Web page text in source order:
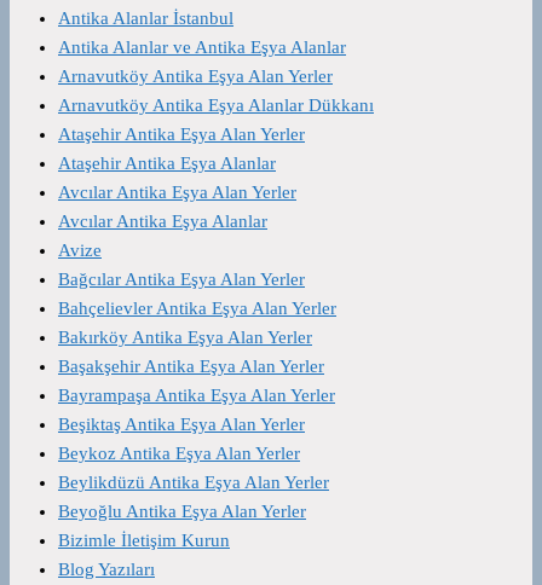
Antika Alanlar İstanbul
Antika Alanlar ve Antika Eşya Alanlar
Arnavutköy Antika Eşya Alan Yerler
Arnavutköy Antika Eşya Alanlar Dükkanı
Ataşehir Antika Eşya Alan Yerler
Ataşehir Antika Eşya Alanlar
Avcılar Antika Eşya Alan Yerler
Avcılar Antika Eşya Alanlar
Avize
Bağcılar Antika Eşya Alan Yerler
Bahçelievler Antika Eşya Alan Yerler
Bakırköy Antika Eşya Alan Yerler
Başakşehir Antika Eşya Alan Yerler
Bayrampaşa Antika Eşya Alan Yerler
Beşiktaş Antika Eşya Alan Yerler
Beykoz Antika Eşya Alan Yerler
Beylikdüzü Antika Eşya Alan Yerler
Beyoğlu Antika Eşya Alan Yerler
Bizimle İletişim Kurun
Blog Yazıları